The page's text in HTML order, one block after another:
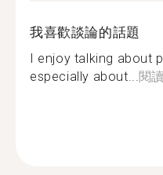
我喜歡談論的話題
I enjoy talking about
especially about... 閱